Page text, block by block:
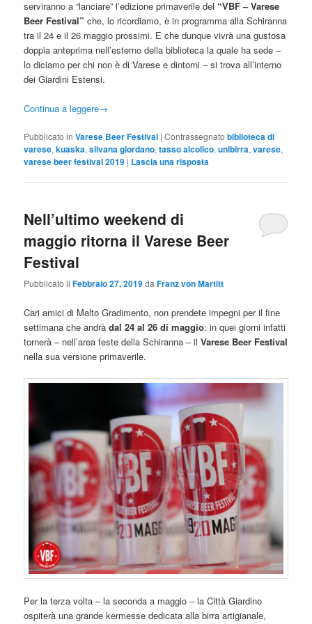
serviranno a “lanciare” l’edizione primaverile del “VBF – Varese
Beer Festival” che, lo ricordiamo, è in programma alla Schiranna
tra il 24 e il 26 maggio prossimi. E che dunque vivrà una gustosa
doppia anteprima nell’esterno della biblioteca la quale ha sede –
lo diciamo per chi non è di Varese e dintorni – si trova all’interno
dei Giardini Estensi.
Continua a leggere→
Pubblicato in Varese Beer Festival |Contrassegnato biblioteca di
varese,kuaska,silvana giordano,tasso alcolico,unibirra,varese,
varese beer festival 2019 | Lascia una risposta
Nell’ultimo weekend di
maggio ritorna il Varese Beer
Festival
Pubblicato ilFebbraio 27, 2019daFranz von Martitt
Cari amici di Malto Gradimento, non prendete impegni per il fine
settimana che andràdal 24 al 26 di maggio: in quei giorni infatti
tornerà – nell’area feste della Schiranna – ilVarese Beer Festival
nella sua versione primaverile.
Per la terza volta – la seconda a maggio – la Città Giardino
ospiterà una grande kermesse dedicata alla birra artigianale,